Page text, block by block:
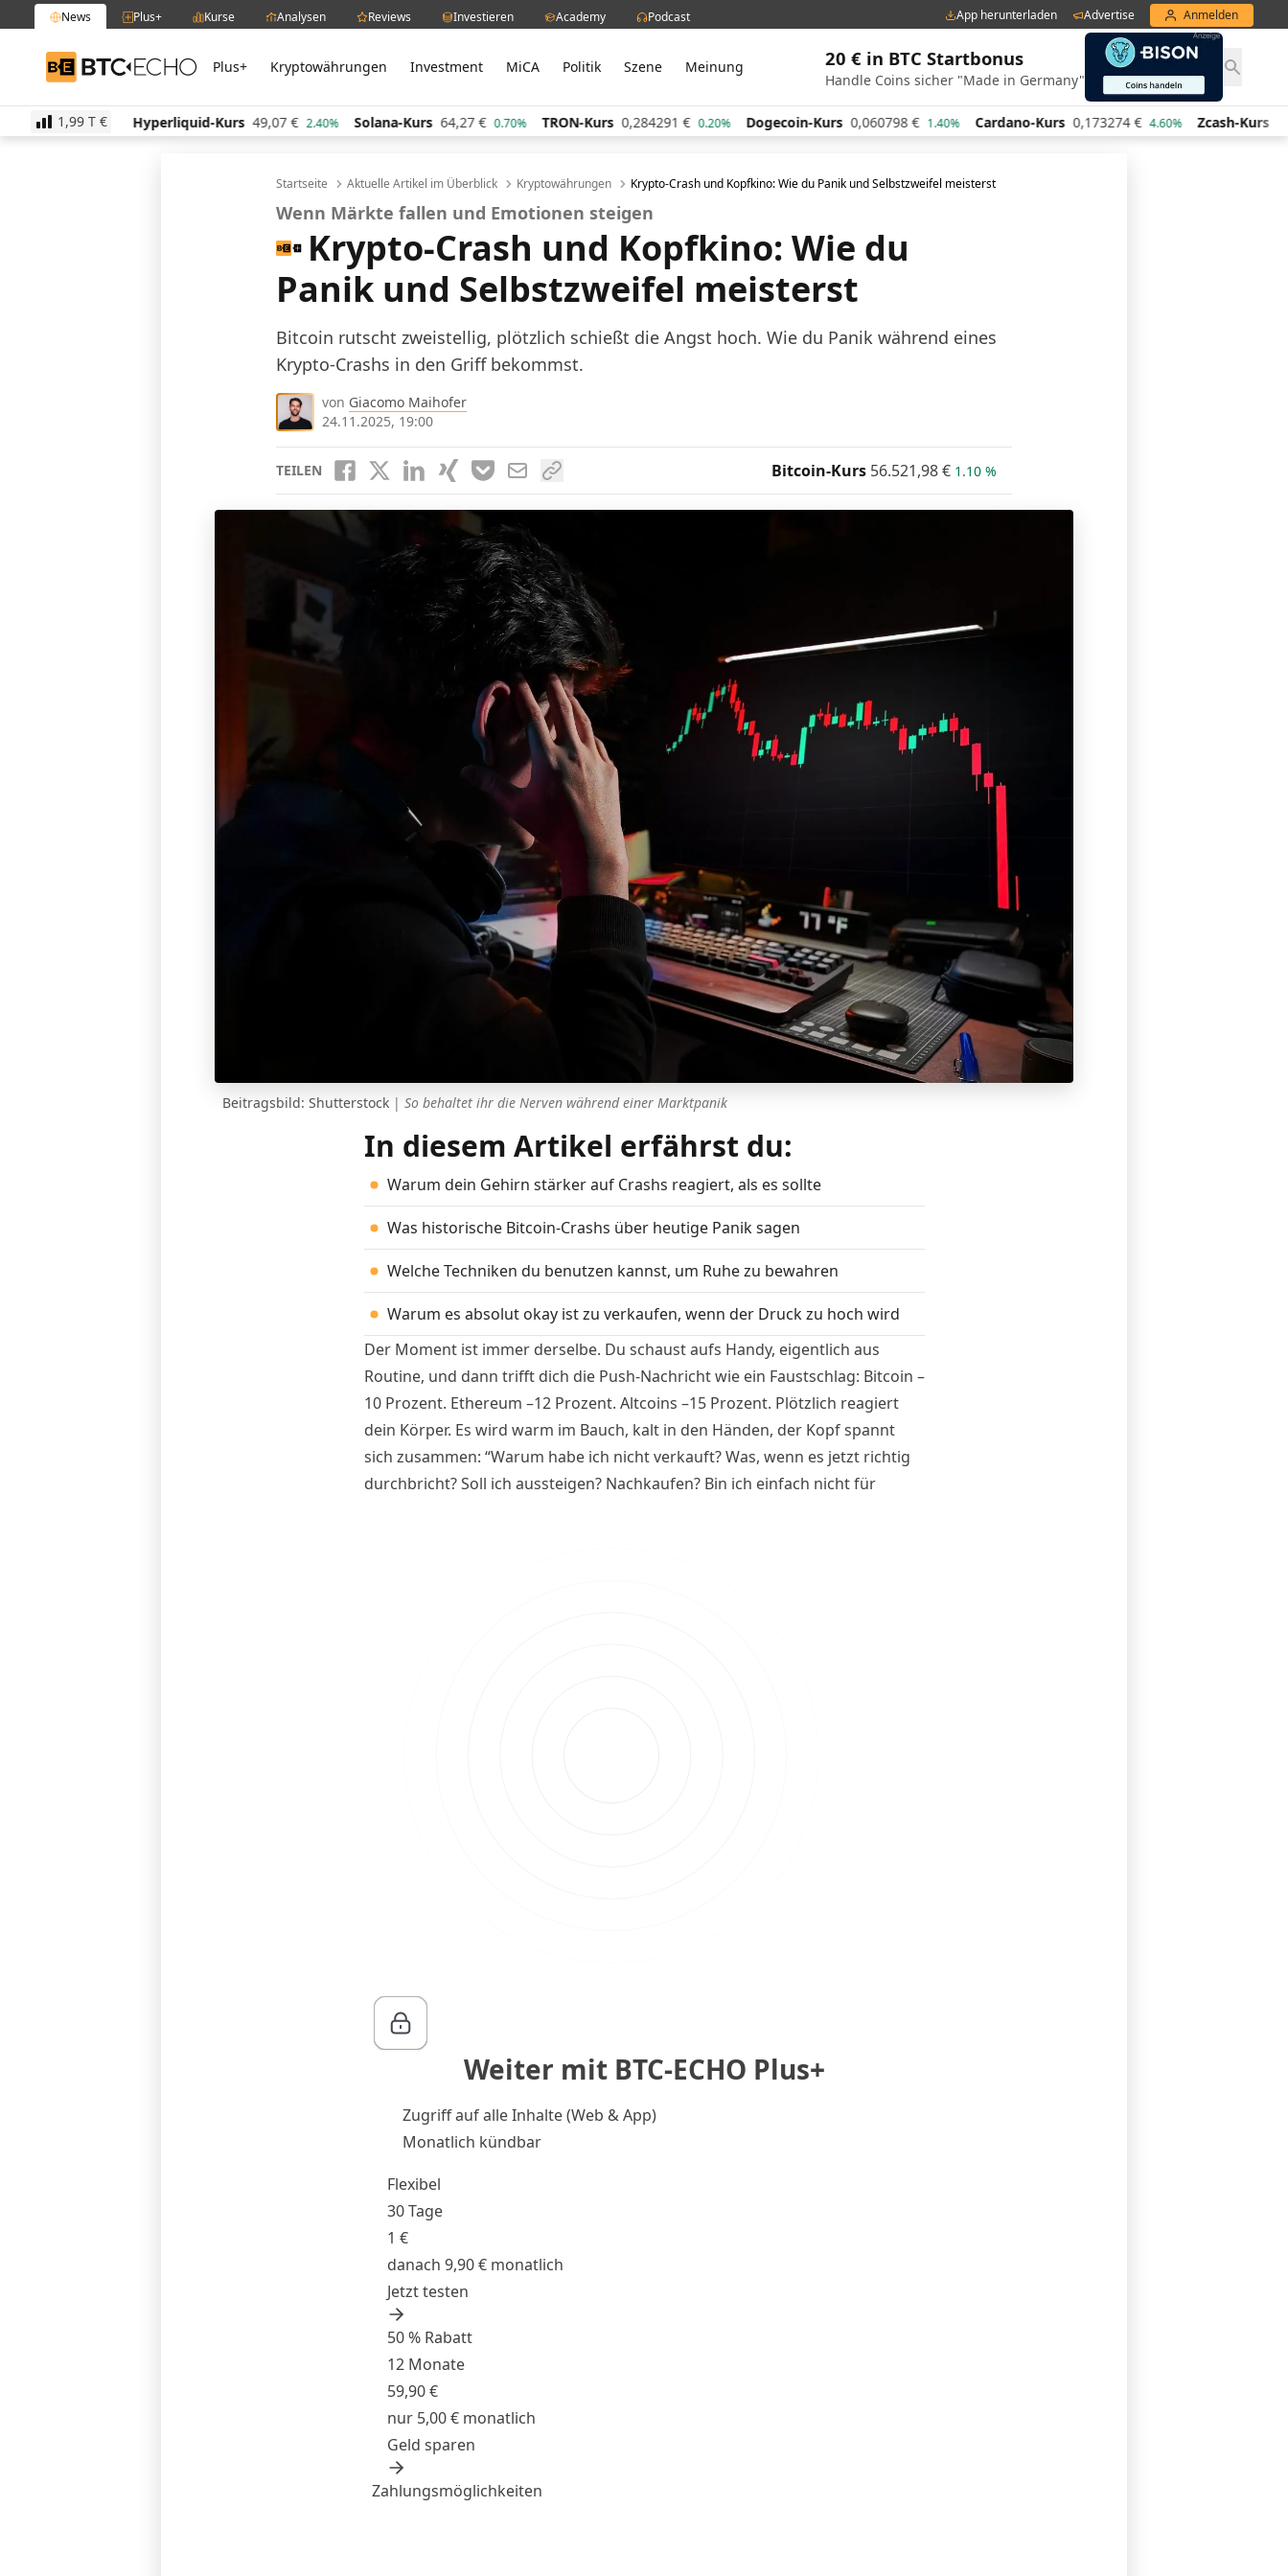
News Plus+ Kurse Analysen Reviews Investieren Academy Podcast App herunterladen Advertise Anmelden
BTC-ECHO Plus+ Kryptowährungen Investment MiCA Politik Szene Meinung 20 € in BTC Startbonus
Handle Coins sicher "Made in Germany"
1,99 T €
513,76 € -0.10% Hyperliquid-Kurs 49,07 € 2.40% Solana-Kurs 64,27 € 0.70% TRON-Kurs 0,284291 € 0.20% Dogecoin-Kurs 0,060798 € 1.40% Cardano-Kurs 0,173274 € 4.60% Zcash-Kurs
Startseite Aktuelle Artikel im Überblick Kryptowährungen Krypto-Crash und Kopfkino: Wie du Panik und Selbstzweifel meisterst
Wenn Märkte fallen und Emotionen steigen
Krypto-Crash und Kopfkino: Wie du
Panik und Selbstzweifel meisterst
Bitcoin rutscht zweistellig, plötzlich schießt die Angst hoch. Wie du Panik während eines
Krypto-Crashs in den Griff bekommst.
von Giacomo Maihofer
24.11.2025, 19:00
TEILEN Bitcoin-Kurs 56.521,98€ 1.10 %
Beitragsbild: Shutterstock | So behaltet ihr die Nerven während einer Marktpanik
In diesem Artikel erfährst du:
Warum dein Gehirn stärker auf Crashs reagiert, als es sollte
Was historische Bitcoin-Crashs über heutige Panik sagen
Welche Techniken du benutzen kannst, um Ruhe zu bewahren
Warum es absolut okay ist zu verkaufen, wenn der Druck zu hoch wird
Der Moment ist immer derselbe. Du schaust aufs Handy, eigentlich aus
Routine, und dann trifft dich die Push-Nachricht wie ein Faustschlag: Bitcoin –
10 Prozent. Ethereum –12 Prozent. Altcoins –15 Prozent. Plötzlich reagiert
dein Körper. Es wird warm im Bauch, kalt in den Händen, der Kopf spannt
sich zusammen: “Warum habe ich nicht verkauft? Was, wenn es jetzt richtig
durchbricht? Soll ich aussteigen? Nachkaufen? Bin ich einfach nicht für
Weiter mit BTC-ECHO Plus+
Zugriff auf alle Inhalte (Web & App)
Monatlich kündbar
Flexibel
30 Tage
1 €
danach 9,90 € monatlich
Jetzt testen
50 % Rabatt
12 Monate
59,90 €
nur 5,00 € monatlich
Geld sparen
Zahlungsmöglichkeiten